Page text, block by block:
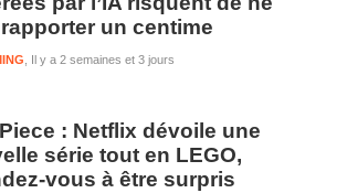
un centime
Il y a 2 semaines et 3 jours
: Netflix dévoile une
série tout en LEGO,
vous à être surpris